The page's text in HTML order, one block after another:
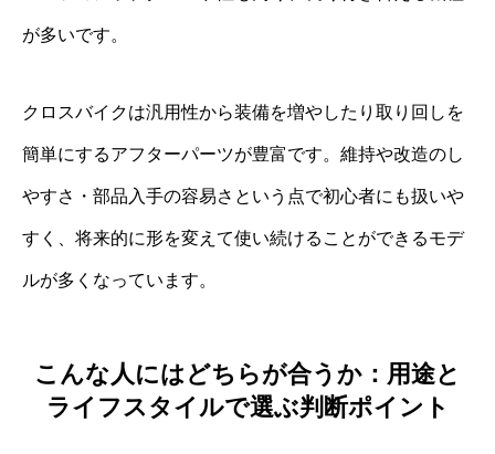
が多いです。
クロスバイクは汎用性から装備を増やしたり取り回しを
簡単にするアフターパーツが豊富です。維持や改造のし
やすさ・部品入手の容易さという点で初心者にも扱いや
すく、将来的に形を変えて使い続けることができるモデ
ルが多くなっています。
こんな人にはどちらが合うか：用途と
ライフスタイルで選ぶ判断ポイント